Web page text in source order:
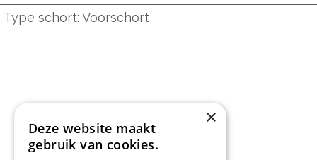
Type schort: Voorschort
×
Deze website maakt
gebruik van cookies.